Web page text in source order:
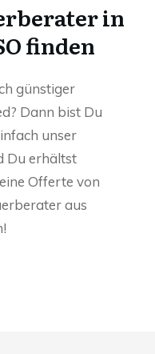
in
finden
günstiger
Dann bist Du
unser
Du erhältst
Offerte von
aus